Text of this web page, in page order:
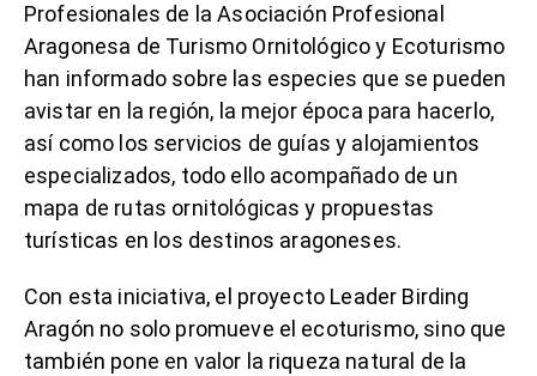
Profesionales de la Asociación Profesional
Aragonesa de Turismo Ornitológico y Ecoturismo
han informado sobre las especies que se pueden
avistar en la región, la mejor época para hacerlo,
así como los servicios de guías y alojamientos
especializados, todo ello acompañado de un
mapa de rutas ornitológicas y propuestas
turísticas en los destinos aragoneses.
Con esta iniciativa, el proyecto Leader Birding
Aragón no solo promueve el ecoturismo, sino que
también pone en valor la riqueza natural de la